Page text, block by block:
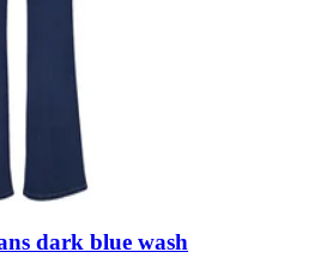
dark blue wash